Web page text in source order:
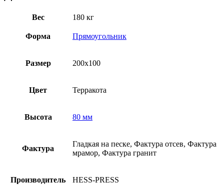
Вес 180 кг
Форма Прямоугольник
Размер 200х100
Цвет Терракота
Высота 80 мм
Фактура
Гладкая на песке, Фактура отсев, Фактура
мрамор, Фактура гранит
Производитель HESS-PRESS